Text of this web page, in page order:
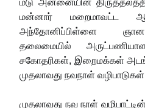
மடு அன்னையின்
மன்னார் மறைமாவட்ட
அந்தோனிப்பிள்ளை
தலைமையில்
சகோதரிகள், இறைமக்கள்
முதலாவது நவநாள்
முதலாவது நவ நாள்